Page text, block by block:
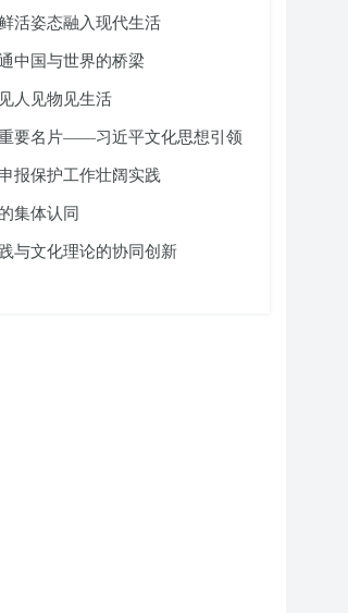
活姿态融入现代生活
中国与世界的桥梁
人见物见生活
要名片——习近平文化思想引领
报保护工作壮阔实践
集体认同
与文化理论的协同创新